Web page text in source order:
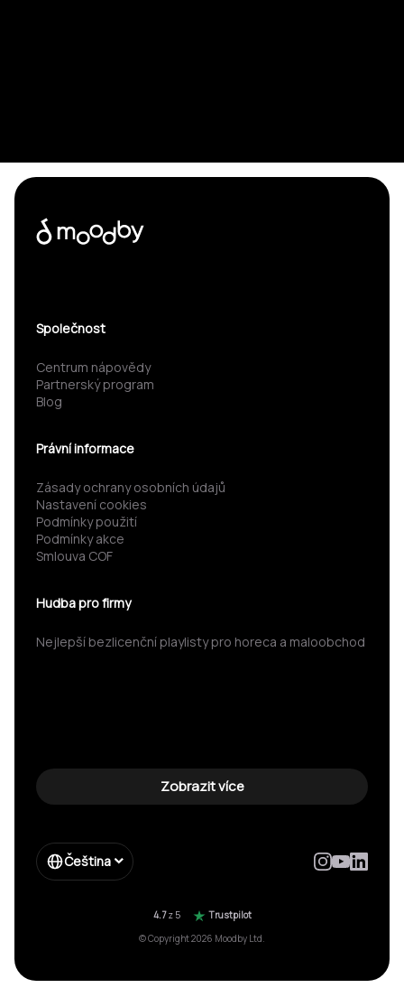
Společnost
Centrum nápovědy
Partnerský program
Blog
Právní informace
Zásady ochrany osobních údajů
Nastavení cookies
Podmínky použití
Podmínky akce
Smlouva COF
Hudba pro firmy
Nejlepší bezlicenční playlisty pro horeca a maloobchod
Zobrazit více
Čeština
4.7z 5
Trustpilot
© Copyright 2026 Moodby Ltd.